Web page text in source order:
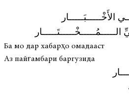
الأَخْـــــبَـــــار
الـــــمُـــــخْـــــتَـــــار
Ба мо дар хабарҳо омадааст
Аз пайғамбари баргузида